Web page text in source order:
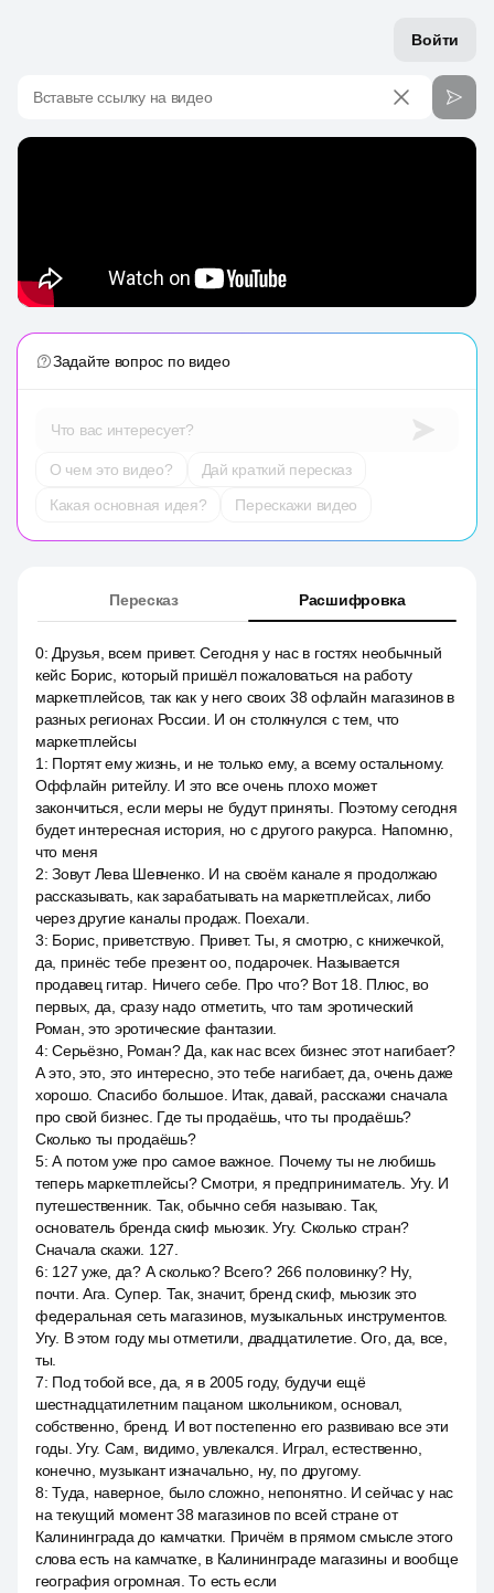
Войти
Вставьте ссылку на видео
Задайте вопрос по видео
Что вас интересует?
О чем это видео?
Дай краткий пересказ
Какая основная идея?
Перескажи видео
Пересказ Расшифровка
0: Друзья, всем привет. Сегодня у нас в гостях необычный
кейс Борис, который пришёл пожаловаться на работу
маркетплейсов, так как у него своих 38 офлайн магазинов в
разных регионах России. И он столкнулся с тем, что
маркетплейсы
1 : Портят ему жизнь, и не только ему, а всему остальному.
Оффлайн ритейлу. И это все очень плохо может
закончиться, если меры не будут приняты. Поэтому сегодня
будет интересная история, но с другого ракурса. Напомню,
что меня
2:Зовут Лева Шевченко. И на своём канале я продолжаю
рассказывать, как зарабатывать на маркетплейсах, либо
через другие каналы продаж. Поехали.
3: Борис, приветствую. Привет. Ты, я смотрю, с книжечкой,
да, принёс тебе презент оо, подарочек. Называется
продавец гитар. Ничего себе. Про что? Вот 18. Плюс, во
первых, да, сразу надо отметить, что там эротический
Роман, это эротические фантазии.
4:Серьёзно, Роман? Да, как нас всех бизнес этот нагибает?
А это, это, это интересно, это тебе нагибает, да, очень даже
хорошо. Спасибо большое. Итак, давай, расскажи сначала
про свой бизнес. Где ты продаёшь, что ты продаёшь?
Сколько ты продаёшь?
5:А потом уже про самое важное. Почему ты не любишь
теперь маркетплейсы? Смотри, я предприниматель. Угу. И
путешественник. Так, обычно себя называю. Так,
основатель бренда скиф мьюзик. Угу. Сколько стран?
Сначала скажи. 127.
6: 127 уже, да? А сколько? Всего? 266 половинку? Ну,
почти. Ага. Супер. Так, значит, бренд скиф, мьюзик это
федеральная сеть магазинов, музыкальных инструментов.
Угу. В этом году мы отметили, двадцатилетие. Ого, да, все,
ты.
7: Под тобой все, да, я в 2005 году, будучи ещё
шестнадцатилетним пацаном школьником, основал,
собственно, бренд. И вот постепенно его развиваю все эти
годы. Угу. Сам, видимо, увлекался. Играл, естественно,
конечно, музыкант изначально, ну, по другому.
8:Туда, наверное, было сложно, непонятно. И сейчас у нас
на текущий момент 38 магазинов по всей стране от
Калининграда до камчатки. Причём в прямом смысле этого
слова есть на камчатке, в Калининграде магазины и вообще
география огромная. То есть если